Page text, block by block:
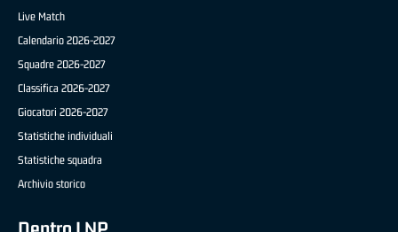
Live Match
Calendario 2026-2027
Squadre 2026-2027
Classifica 2026-2027
Giocatori 2026-2027
Statistiche individuali
Statistiche squadra
Archivio storico